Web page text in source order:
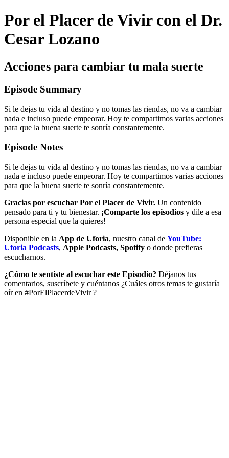
Por el Placer de Vivir con el Dr.
Cesar Lozano
Acciones para cambiar tu mala suerte
Episode Summary
Si le dejas tu vida al destino y no tomas las riendas, no va a cambiar
nada e incluso puede empeorar. Hoy te compartimos varias acciones
para que la buena suerte te sonría constantemente.
Episode Notes
Si le dejas tu vida al destino y no tomas las riendas, no va a cambiar
nada e incluso puede empeorar. Hoy te compartimos varias acciones
para que la buena suerte te sonría constantemente.
Gracias por escuchar Por el Placer de Vivir. Un contenido
pensado para ti y tu bienestar. ¡Comparte los episodios y dile a esa
persona especial que la quieres!
Disponible en la App de Uforia, nuestro canal de YouTube:
Uforia Podcasts, Apple Podcasts, Spotify o donde prefieras
escucharnos.
¿Cómo te sentiste al escuchar este Episodio? Déjanos tus
comentarios, suscríbete y cuéntanos ¿Cuáles otros temas te gustaría
oír en #PorElPlacerdeVivir ?